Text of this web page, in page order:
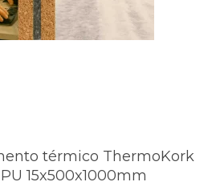
térmico ThermoKork
15x500x1000mm